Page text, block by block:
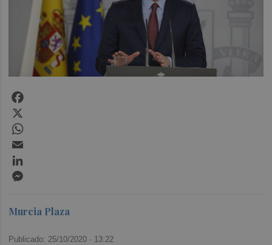
Murcia Plaza
Publicado: 25/10/2020 · 13:22